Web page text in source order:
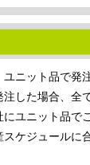
ニット品で発
した場合、全
ユニット品
ケジュール